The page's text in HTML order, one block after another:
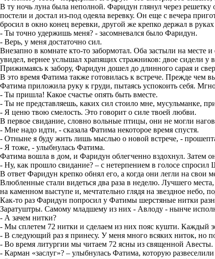
В ту ночь луна была неполной. Фаридун глянул через
постели и достал из-под одеяла веревку. Он еще с вечера
бросил в окно конец веревки, другой же крепко держал в
- Ты точно удержишь меня? - засомневался было Фаридун.
- Верь, у меня достаточно сил.
Внезапно в комнате кто-то забормотал. Оба застыли на
увидел, вернее услышал храпящих стражников: двое сидели
Прижимаясь к забору, Фаридун дошел до длинного сарая и
В это время Фатима также готовилась к встрече. Прежде чем
Фатима приложила руку к груди, пытаясь успокоить себя.
- Ты пришла! Какое счастье опять быть вместе.
- Ты не представляешь, каких сил стоило мне, мусульманке,
- Я ценю твою смелость. Это говорит о силе твоей любви.
В первое свидание, словно вольные птицы, они не могли
- Мне надо идти, - сказала Фатима некоторое время спустя.
- Отныне я буду жить лишь мыслью о новой встрече, -
- Я тоже, - улыбнулась Фатима.
Фатима вошла в дом, и Фаридун облегченно вздохнул. Затем
- Ну, как прошло свидание? – с нетерпением в голосе спросил
В ответ Фаридун крепко обнял его, а когда они легли на свои
Влюбленные стали видеться два раза в неделю. Лучшего
на каменном выступе и, мечтательно глядя на звездное небо,
Как-то раз Фаридун попросил у Фатимы шерстяные нитки
Заратуштры. Самому младшему из них - Авлоду - нынче
- А зачем нитки?
- Мы сплетем 72 нитки и сделаем из них пояс кушти. Каждый
- В следующий раз я принесу. У меня много всяких ниток, но
- Во время литургии мы читаем 72 ясны из священной
- Карман «заслуг»? – улыбнулась Фатима, которую развеселили